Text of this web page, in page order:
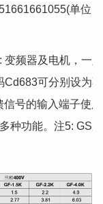
单位
频器及电机，一
可分别设为
号的输入端子使
种功能。注5: GS